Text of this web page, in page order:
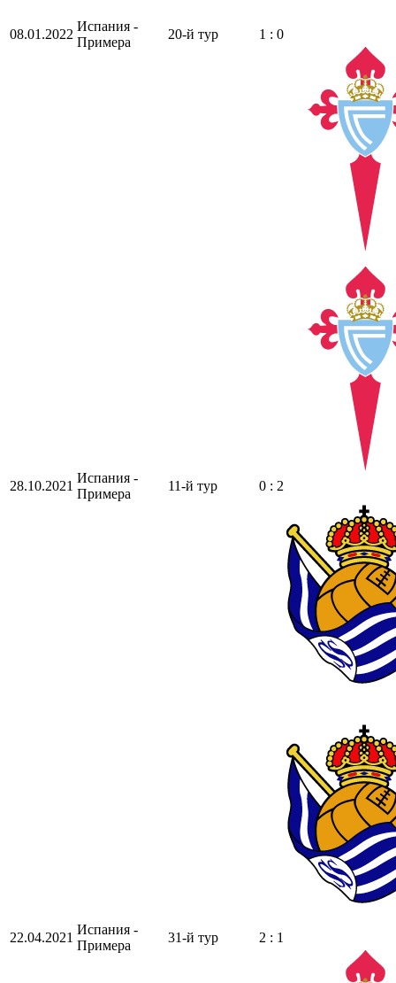
08.01.2022
Испания -
Примера
20-й тур 1 : 0
28.10.2021
Испания -
Примера
11-й тур 0 : 2
22.04.2021
Испания -
Примера
31-й тур 2 : 1